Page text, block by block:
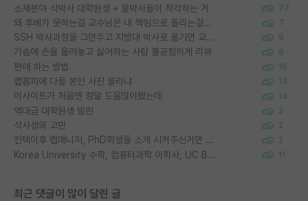
소재분야 석박사 대학원생 + 물박사들이 착각하는 거 77
왜 후배가 못하는걸 교수님은 내 책임으로 돌리는걸까요? 7
SSH 박사과정을 그만두고 지방대 박사로 옮기면 교수의 꿈은 끝일까요? 9
가슴에 손을 올려놓고 싫어하는 사람 불공정하게 리뷰 9
편애 하는 방법 16
랩홈피에 다들 본인 사진 올리냐 13
이사이트가 처음엔 정말 도움많이됐는데 14
역대급 대학원생 빌런 2
석사생의 고민 2
컨택이후 랩매니저, PhD학생들 소개 시켜주신거면 거의 컨펌에 가깝나요? 2
Korea University 수학, 컴퓨터과학 이학사, UC Berkeley 산업공학 대학원 공학박사가 되는 것은 쉽지 않겠죠? 11
최근 댓글이 많이 달린 글